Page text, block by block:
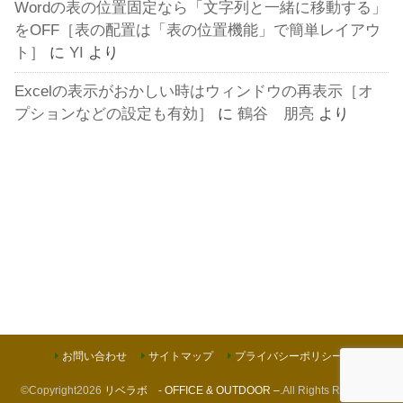
Wordの表の位置固定なら「文字列と一緒に移動する」
をOFF［表の配置は「表の位置機能」で簡単レイアウ
ト］
にYI より
Excelの表示がおかしい時はウィンドウの再表示［オ
プションなどの設定も有効］
に鶴谷 朋亮 より
お問い合わせ サイトマップ プライバシーポリシー
©Copyright2026 リベラボ - OFFICE & OUTDOOR – .All Rights Reserved.